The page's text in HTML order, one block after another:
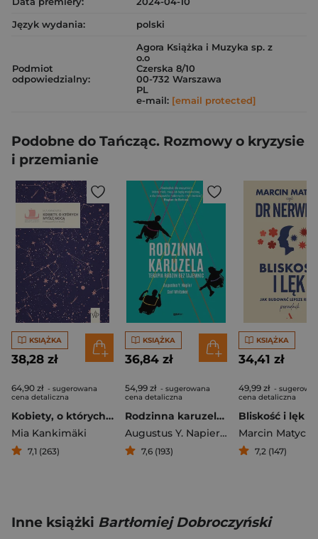
Język wydania:
polski
Podmiot
odpowiedzialny:
Agora Książka i Muzyka sp. z
o.o
Czerska 8/10
00-732 Warszawa
PL
e-mail: [email protected]
Podobne do Tańcząc. Rozmowy o kryzysie
i przemianie
KSIĄŻKA
38,28 zł
64,90 zł - sugerowana
cena detaliczna
Kobiety, o których myślę nocą
Mia Kankimäki
7,1 (263)
KSIĄŻKA
36,84 zł
54,99 zł - sugerowana
cena detaliczna
Rodzinna karuzela. Terapia rodzin bez tajemnic
Augustus Y. Napier
,Carl Whitaker
7,6 (193)
KSIĄŻKA
34,41 zł
49,99 zł -
cena detaliczna
Marcin Matych
7,2 (147)
Inne książki Bartłomiej Dobroczyński